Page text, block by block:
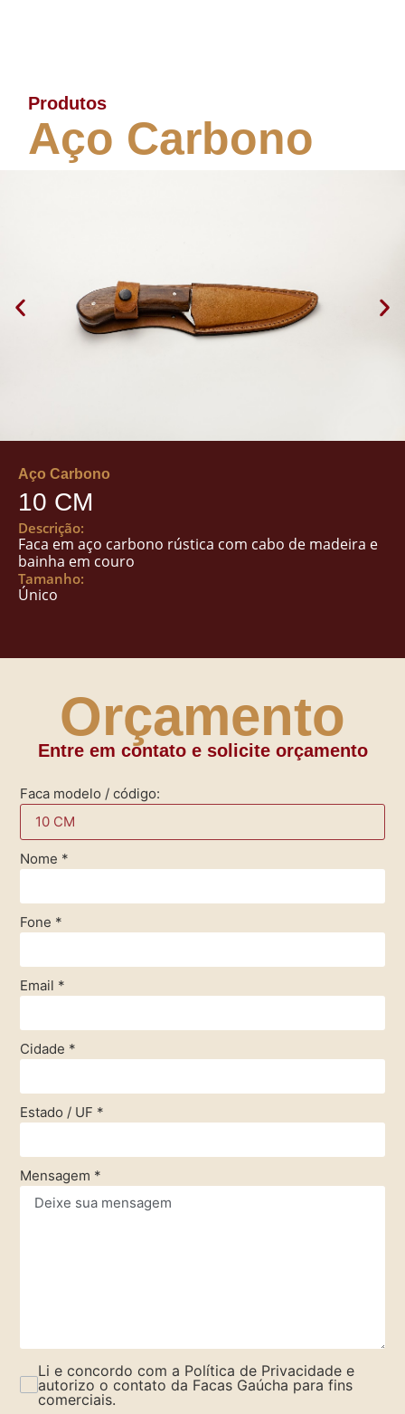
Produtos
Aço Carbono
Aço Carbono
10 CM
Descrição:
Faca em aço carbono rústica com cabo de madeira e
bainha em couro
Tamanho:
Único
Orçamento
Entre em contato e solicite orçamento
Faca modelo / código:
Nome *
Fone *
Email *
Cidade *
Estado / UF *
Mensagem *
Li e concordo com a Política de Privacidade e
autorizo o contato da Facas Gaúcha para fins
comerciais.